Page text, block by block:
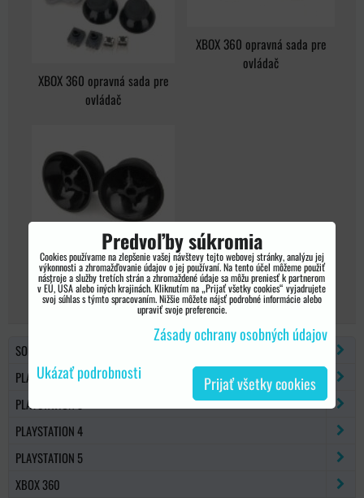
XBOX 360 opravná sada pre
ovládač
XBOX 360 opravná sada pre
ovládač
XBOX 360 opravná sada pre
ovládač
SONY PSP
PLAYSTATION 2
PLAYSTATION 3
PLAYSTATION 4
PLAYSTATION 5
XBOX 360
Predvoľby súkromia
Cookies používame na zlepšenie vašej návštevy tejto webovej stránky, analýzu jej
výkonnosti a zhromažďovanie údajov o jej používaní. Na tento účel môžeme použiť
nástroje a služby tretích strán a zhromaždené údaje sa môžu preniesť k partnerom
v EÚ, USA alebo iných krajinách. Kliknutím na „Prijať všetky cookies“ vyjadrujete
svoj súhlas s týmto spracovaním. Nižšie môžete nájsť podrobné informácie alebo
upraviť svoje preferencie.
Zásady ochrany osobných údajov
Ukázať podrobnosti
Prijať všetky cookies